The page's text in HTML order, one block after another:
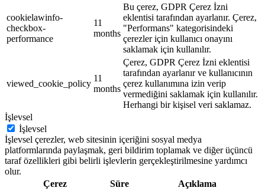
cookielawinfo-
checkbox-
performance
11
months
Bu çerez, GDPR Çerez İzni
eklentisi tarafından ayarlanır. Çerez,
"Performans" kategorisindeki
çerezler için kullanıcı onayını
saklamak için kullanılır.
viewed_cookie_policy
11
months
Çerez, GDPR Çerez İzni eklentisi
tarafından ayarlanır ve kullanıcının
çerez kullanımına izin verip
vermediğini saklamak için kullanılır.
Herhangi bir kişisel veri saklamaz.
İşlevsel
İşlevsel
İşlevsel çerezler, web sitesinin içeriğini sosyal medya
platformlarında paylaşmak, geri bildirim toplamak ve diğer üçüncü
taraf özellikleri gibi belirli işlevlerin gerçekleştirilmesine yardımcı
olur.
Çerez
Süre Açıklama